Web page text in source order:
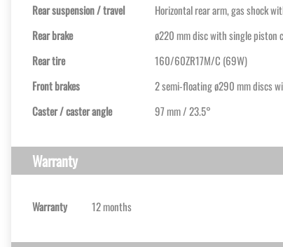
Rear suspension / travel
Horizontal rear arm, gas shock
Rear brake
ø220 mm disc with single piston
Rear tire
160/60ZR17M/C (69W)
Front brakes
2 semi-floating ø290 mm discs
Caster / caster angle
97 mm / 23.5°
Warranty
Warranty 12 months